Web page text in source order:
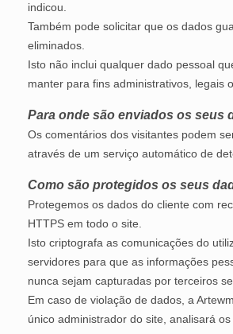
indicou.
Também pode solicitar que os dados
eliminados.
Isto não inclui qualquer dado pessoal
manter para fins administrativos, legais
Para onde são enviados os seus
Os comentários dos visitantes podem
através de um serviço automático de
Como são protegidos os seus
Protegemos os dados do cliente com
HTTPS em todo o site.
Isto criptografa as comunicações do
servidores para que as informações
nunca sejam capturadas por terceiros
Em caso de violação de dados, a
único administrador do site, analisará